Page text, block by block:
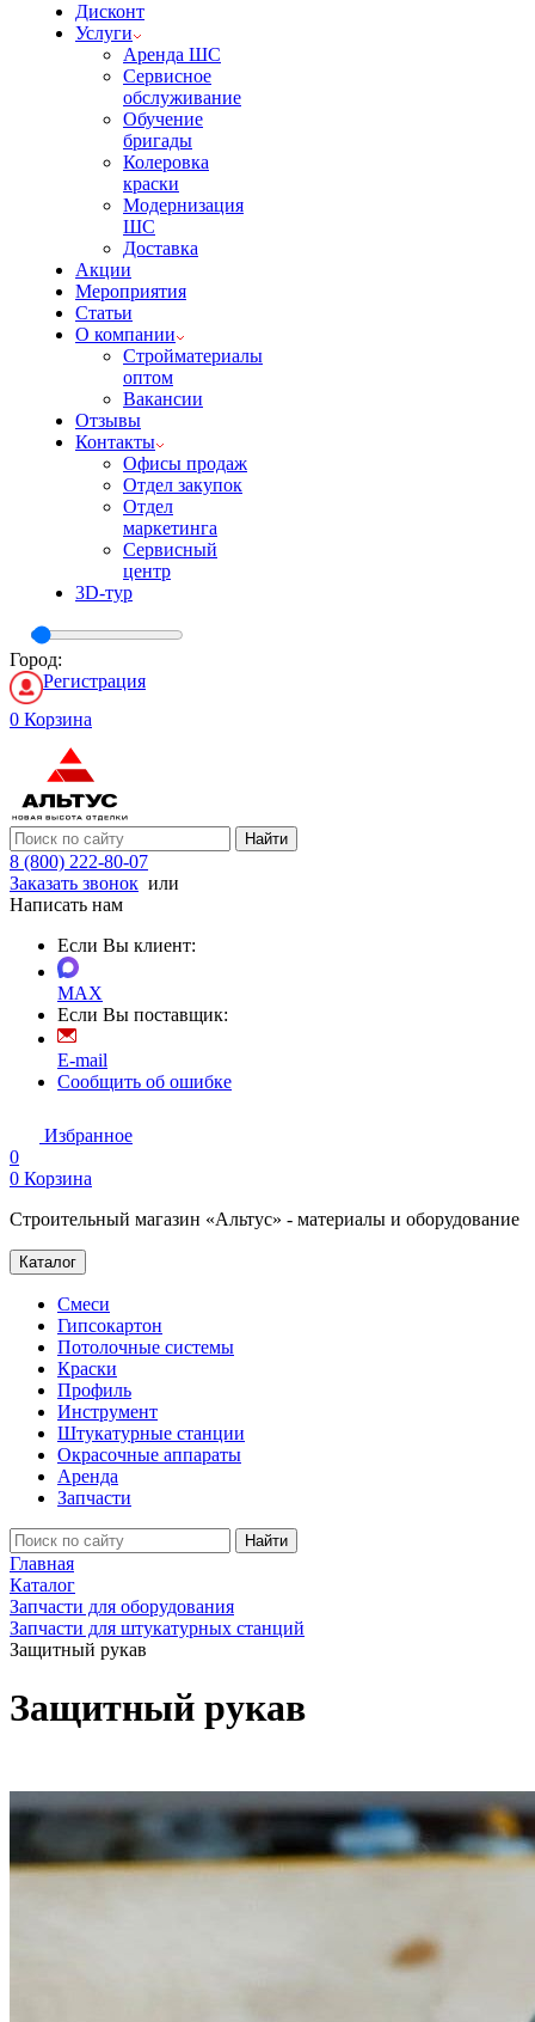
Дисконт
Услуги
Аренда ШС
Сервисное
обслуживание
Обучение
бригады
Колеровка
краски
Модернизация
ШС
Доставка
Акции
Мероприятия
Статьи
О компании
Стройматериалы
оптом
Вакансии
Отзывы
Контакты
Офисы продаж
Отдел закупок
Отдел
маркетинга
Сервисный
центр
3D-тур
Город:
Регистрация
0 Корзина
Найти
8 (800) 222-80-07
Заказать звонок или
Написать нам
Если Вы клиент:
MAX
Если Вы поставщик:
E-mail
Сообщить об ошибке
Избранное
0
0 Корзина
Строительный магазин «Альтус» - материалы и оборудование
Каталог
Смеси
Гипсокартон
Потолочные системы
Краски
Профиль
Инструмент
Штукатурные станции
Окрасочные аппараты
Аренда
Запчасти
Найти
Главная
Каталог
Запчасти для оборудования
Запчасти для штукатурных станций
Защитный рукав
Защитный рукав